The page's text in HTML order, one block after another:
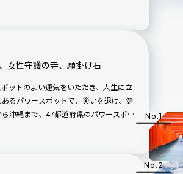
女性守護の寺、願掛け石
ットのよい運気をいただき、人生に立
るパワースポットで、災いを退け、健
沖縄まで、47都道府県のパワースポッ